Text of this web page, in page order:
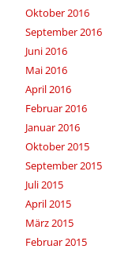
Oktober 2016
September 2016
Juni 2016
Mai 2016
April 2016
Februar 2016
Januar 2016
Oktober 2015
September 2015
Juli 2015
April 2015
März 2015
Februar 2015